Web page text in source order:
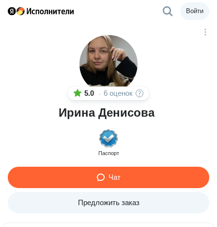
Войти
5.0 · 6 оценок
Ирина Денисова
Паспорт
Чат
Предложить заказ